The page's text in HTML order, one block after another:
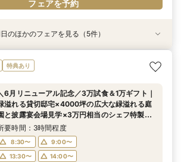
フェアを予約
特典あり
少人数プラン相談会】専用の貸切別邸OPEN&
沢無料試食
8:30〜
8:45〜
9:00〜
13:30〜
14:00〜
フェアを予約
神前挙式をご検討の方へ】神殿「凛」見学＆和
レンチ無料試食
8:30〜
8:45〜
9:00〜
13:30〜
14:00〜
フェアを予約
初めての式場見学の方も安心】豪華試食付きウ
ディング相談会
8:30〜
8:45〜
9:00〜
13:30〜
14:00〜
フェアを予約
特典あり
新チャペルOPEN記念◆8大特典≫木目×ナ
ュラルチャペル体験
8:30〜
8:45〜
9:00〜
13:30〜
14:00〜
フェアを予約
特典あり
イナビ限定【料理重視派必見】和牛フィレ肉×
石フレンチコース美食会
8:30〜
8:45〜
9:00〜
13:30〜
14:00〜
フェアを予約
のほかのフェアを見る（5件）
特典あり
6月リニューアル記念／3万試食＆1万ギフト｜
溢れる貸切邸宅×4000坪の広大な緑溢れる庭
と披露宴会場見学×3万円相当のシェフ特製国
牛無料試食×心配な見積りもシュミレーション
談
要時間：3時間程度
8:30〜
9:00〜
13:30〜
14:00〜